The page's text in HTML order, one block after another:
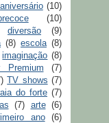
aniversário (10)
(10)
diversão
(9)
(8) escola (8)
imaginação (8)
Premium
(7)
TV shows (7)
do forte (7)
(7) arte
(6)
ano
(6)